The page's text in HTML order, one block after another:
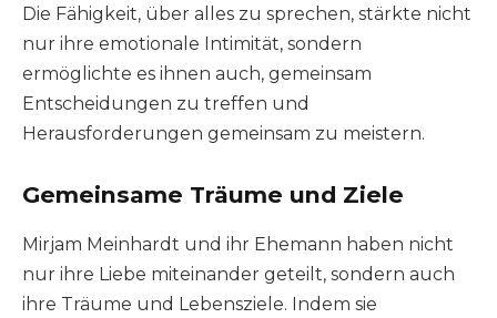
Die Fähigkeit, über alles zu sprechen, stärkte nicht
nur ihre emotionale Intimität, sondern
ermöglichte es ihnen auch, gemeinsam
Entscheidungen zu treffen und
Herausforderungen gemeinsam zu meistern.
Gemeinsame Träume und Ziele
Mirjam Meinhardt und ihr Ehemann haben nicht
nur ihre Liebe miteinander geteilt, sondern auch
ihre Träume und Lebensziele. Indem sie